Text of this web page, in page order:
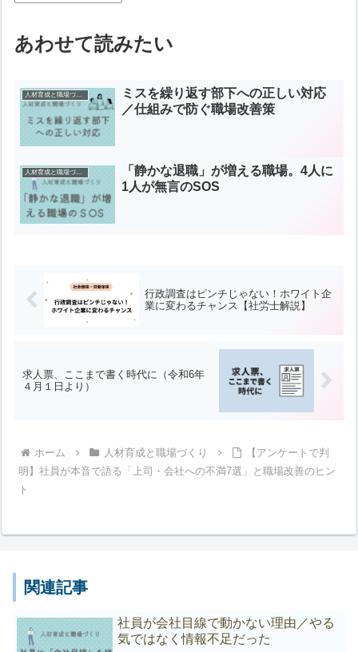
あわせて読みたい
人材育成と職場づくり
ミスを繰り返す部下への正しい対応
／仕組みで防ぐ職場改善策
「静かな退職」が増える職場。4人に
1人が無言のSOS
行政調査はピンチじゃない！ホワイト企
業に変わるチャンス【社労士解説】
求人票、ここまで書く時代に（令和6年
４月１日より）
ホーム 人材育成と職場づくり
【アンケートで判
明】社員が本音で語る「上司・会社への不満7選」と職場改善のヒン
ト
関連記事
社員が会社目線で動かない理由／やる
気ではなく情報不足だった